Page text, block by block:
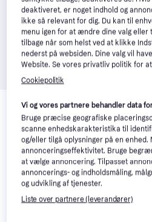
Relaterede
Se vores forslag til andre
interesser. Vis alle
deaktiveret, er noget indhold og
ikke så relevant for dig. Du kan til
menu igen for at ændre dine valg
tilbage når som helst ved at klikke
nederst på websiden. Dine valg vil
Website. Se vores privatliv politik for
Cookiepolitik
Vi og vores partnere behandler data
Bruge præcise geografiske
scanne enhedskarakteristika til
og/eller tilgå oplysninger på en enhed.
annonceringseffektivitet. Bruge
at vælge annoncering. Tilpasset
annoncerings- og indholdsmåling,
og udvikling af tjenester.
Liste over partnere (leverandører)